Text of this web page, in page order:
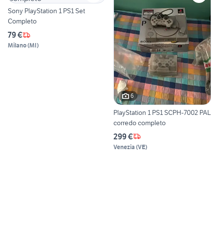
Sony PlayStation 1 PS1 Set
Completo
79 €
Milano(MI)
6
PlayStation 1 PS1 SCPH-7002 PAL
corredo completo
299 €
Venezia (VE)